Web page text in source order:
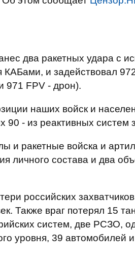
два ракетных удара с
и задействовал
971 FPV - дрон).
наших войск и
- из реактивных систем
и ракетные войска и
личного состава и два
российских
Также враг потерял 15
систем, две РСЗО,
уровня, 39 автомобилей